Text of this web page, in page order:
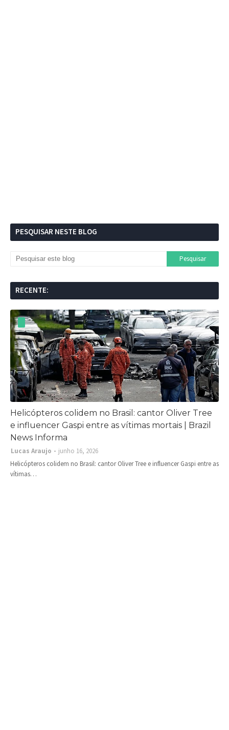
PESQUISAR NESTE BLOG
RECENTE:
Helicópteros colidem no Brasil: cantor Oliver Tree
e influencer Gaspi entre as vítimas mortais | Brazil
News Informa
Lucas Araujo
junho 16, 2026
Helicópteros colidem no Brasil: cantor Oliver Tree e influencer Gaspi entre as
vítimas…